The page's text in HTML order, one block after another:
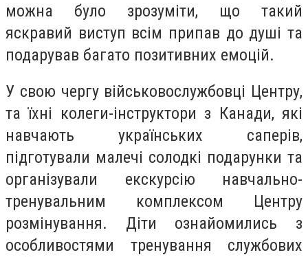
можна було зрозуміти, що такий
яскравий виступ всім припав до душі та
подарував багато позитивних емоцій.
У свою чергу військовослужбовці Центру,
та їхні колеги-інструктори з Канади, які
навчають українських саперів,
підготували малечі солодкі подарунки та
організували екскурсію навчально-
тренувальним комплексом Центру
розмінування. Діти ознайомились з
особливостями тренування службових